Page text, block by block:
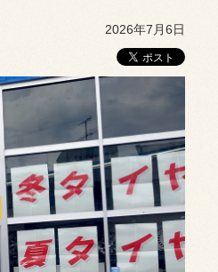
2026年7月6日